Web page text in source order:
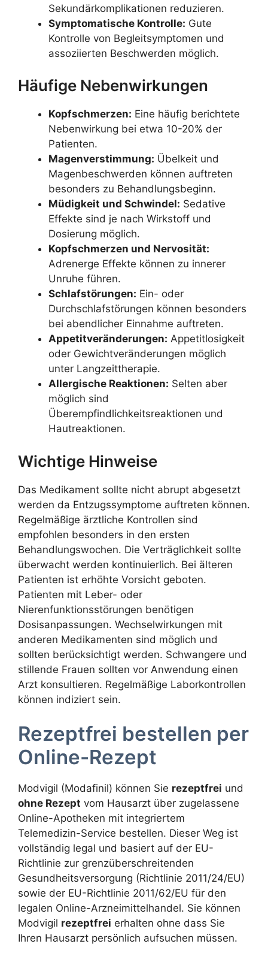
Sekundärkomplikationen reduzieren.
Symptomatische Kontrolle: Gute
Kontrolle von Begleitsymptomen und
assoziierten Beschwerden möglich.
Häufige Nebenwirkungen
Kopfschmerzen: Eine häufig berichtete
Nebenwirkung bei etwa 10-20% der
Patienten.
Magenverstimmung: Übelkeit und
Magenbeschwerden können auftreten
besonders zu Behandlungsbeginn.
Müdigkeit und Schwindel: Sedative
Effekte sind je nach Wirkstoff und
Dosierung möglich.
Kopfschmerzen und Nervosität:
Adrenerge Effekte können zu innerer
Unruhe führen.
Schlafstörungen: Ein- oder
Durchschlafstörungen können besonders
bei abendlicher Einnahme auftreten.
Appetitveränderungen: Appetitlosigkeit
oder Gewichtveränderungen möglich
unter Langzeittherapie.
Allergische Reaktionen: Selten aber
möglich sind
Überempfindlichkeitsreaktionen und
Hautreaktionen.
Wichtige Hinweise
Das Medikament sollte nicht abrupt abgesetzt
werden da Entzugssymptome auftreten können.
Regelmäßige ärztliche Kontrollen sind
empfohlen besonders in den ersten
Behandlungswochen. Die Verträglichkeit sollte
überwacht werden kontinuierlich. Bei älteren
Patienten ist erhöhte Vorsicht geboten.
Patienten mit Leber- oder
Nierenfunktionsstörungen benötigen
Dosisanpassungen. Wechselwirkungen mit
anderen Medikamenten sind möglich und
sollten berücksichtigt werden. Schwangere und
stillende Frauen sollten vor Anwendung einen
Arzt konsultieren. Regelmäßige Laborkontrollen
können indiziert sein.
Rezeptfrei bestellen per
Online-Rezept
Modvigil (Modafinil) können Sie rezeptfrei und
ohne Rezept vom Hausarzt über zugelassene
Online-Apotheken mit integriertem
Telemedizin-Service bestellen. Dieser Weg ist
vollständig legal und basiert auf der EU-
Richtlinie zur grenzüberschreitenden
Gesundheitsversorgung (Richtlinie 2011/24/EU)
sowie der EU-Richtlinie 2011/62/EU für den
legalen Online-Arzneimittelhandel. Sie können
Modvigil rezeptfrei erhalten ohne dass Sie
Ihren Hausarzt persönlich aufsuchen müssen.